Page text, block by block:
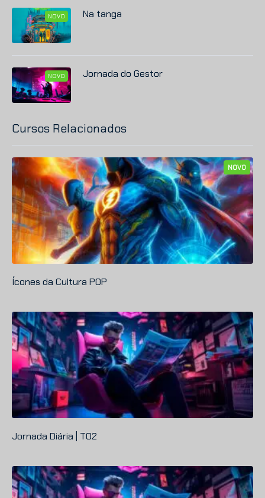
Cursos Relacionados
NOVO
Ícones da Cultura POP
Jornada Diária | T02
NOVO Na tanga
NOVO Jornada do Gestor